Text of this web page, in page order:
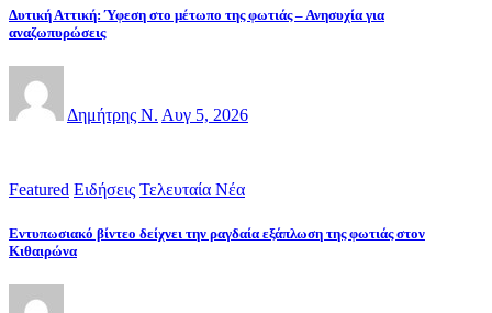
Δυτική Αττική: Ύφεση στο μέτωπο της φωτιάς – Ανησυχία για
αναζωπυρώσεις
Δημήτρης Ν. Αυγ 5, 2026
Featured Ειδήσεις Τελευταία Νέα
Εντυπωσιακό βίντεο δείχνει την ραγδαία εξάπλωση της φωτιάς στον
Κιθαιρώνα